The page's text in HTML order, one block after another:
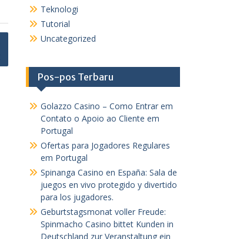
Teknologi
Tutorial
Uncategorized
Pos-pos Terbaru
Golazzo Casino – Como Entrar em
Contato o Apoio ao Cliente em
Portugal
Ofertas para Jogadores Regulares
em Portugal
Spinanga Casino en España: Sala de
juegos en vivo protegido y divertido
para los jugadores.
Geburtstagsmonat voller Freude:
Spinmacho Casino bittet Kunden in
Deutschland zur Veranstaltung ein